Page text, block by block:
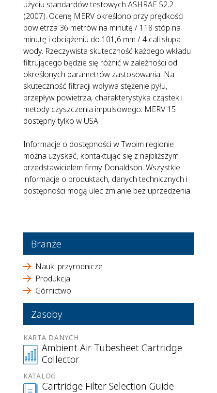
użyciu standardów testowych ASHRAE 52.2
(2007). Ocenę MERV określono przy prędkości
powietrza 36 metrów na minutę / 118 stóp na
minutę i obciążeniu do 101,6 mm / 4 cali słupa
wody. Rzeczywista skuteczność każdego wkładu
filtrującego będzie się różnić w zależności od
określonych parametrów zastosowania. Na
skuteczność filtracji wpływa stężenie pyłu,
przepływ powietrza, charakterystyka cząstek i
metody czyszczenia impulsowego. MERV 15
dostępny tylko w USA.
Informacje o dostępności w Twoim regionie
można uzyskać, kontaktując się z najbliższym
przedstawicielem firmy Donaldson. Wszystkie
informacje o produktach, danych technicznych i
dostępności mogą ulec zmianie bez uprzedzenia.
Branże
Nauki przyrodnicze
Produkcja
Górnictwo
Zasoby
KARTA DANYCH
Ambient Air Tubesheet Cartridge
Collector
KATALOG
Cartridge Filter Selection Guide